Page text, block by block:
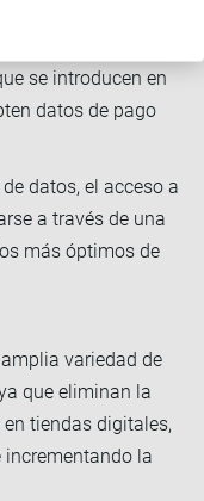
papel
se introducen en
datos de pago
datos, el acceso a
a través de una
más óptimos de
variedad de
que eliminan la
tiendas digitales,
la